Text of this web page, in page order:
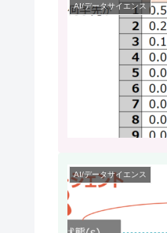
AI/データサイエンス
AI/データサイエンス